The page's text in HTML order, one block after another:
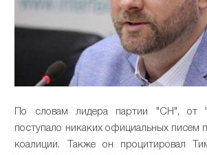
По словам лидера партии "СН", от
поступало никаких официальных писем
коалиции. Также он процитировал